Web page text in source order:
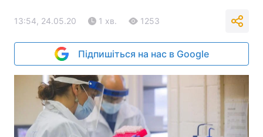
13:54, 24.05.20 1 хв. 1253
Підпишіться на нас в Google